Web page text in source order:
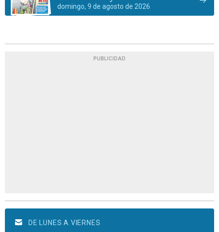
domingo, 9 de agosto de 2026
PUBLICIDAD
DE LUNES A VIERNES